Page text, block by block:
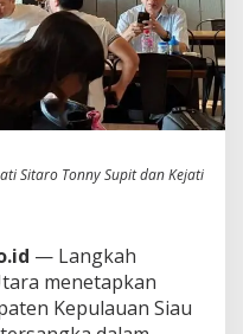
Sitaro Tonny Supit dan Kejati
— Langkah
menetapkan
Kepulauan Siau